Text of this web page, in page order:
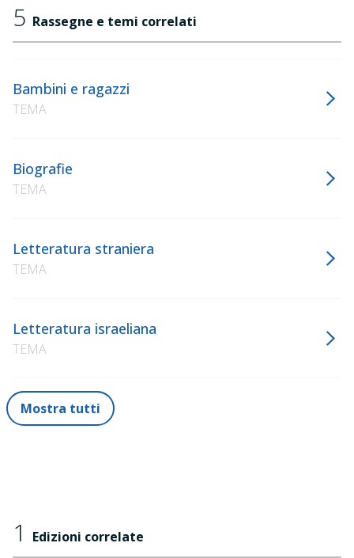
5 Rassegne e temi correlati
Bambini e ragazzi
TEMA
Biografie
TEMA
Letteratura straniera
TEMA
Letteratura israeliana
TEMA
Mostra tutti
1 Edizioni correlate